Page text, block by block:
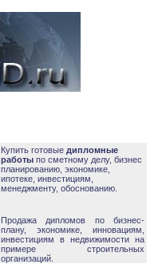
Купить готовые дипломные
работы по сметному делу, бизнес
планированию, экономике,
ипотеке, инвестициям,
менеджменту, обоснованию.
Продажа дипломов по бизнес-
плану, экономике, инновациям,
инвестициям в недвижимости на
примере строительных
организаций.